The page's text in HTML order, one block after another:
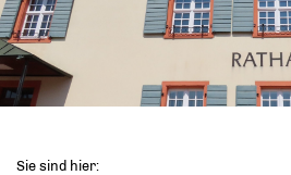
Sie sind hier: